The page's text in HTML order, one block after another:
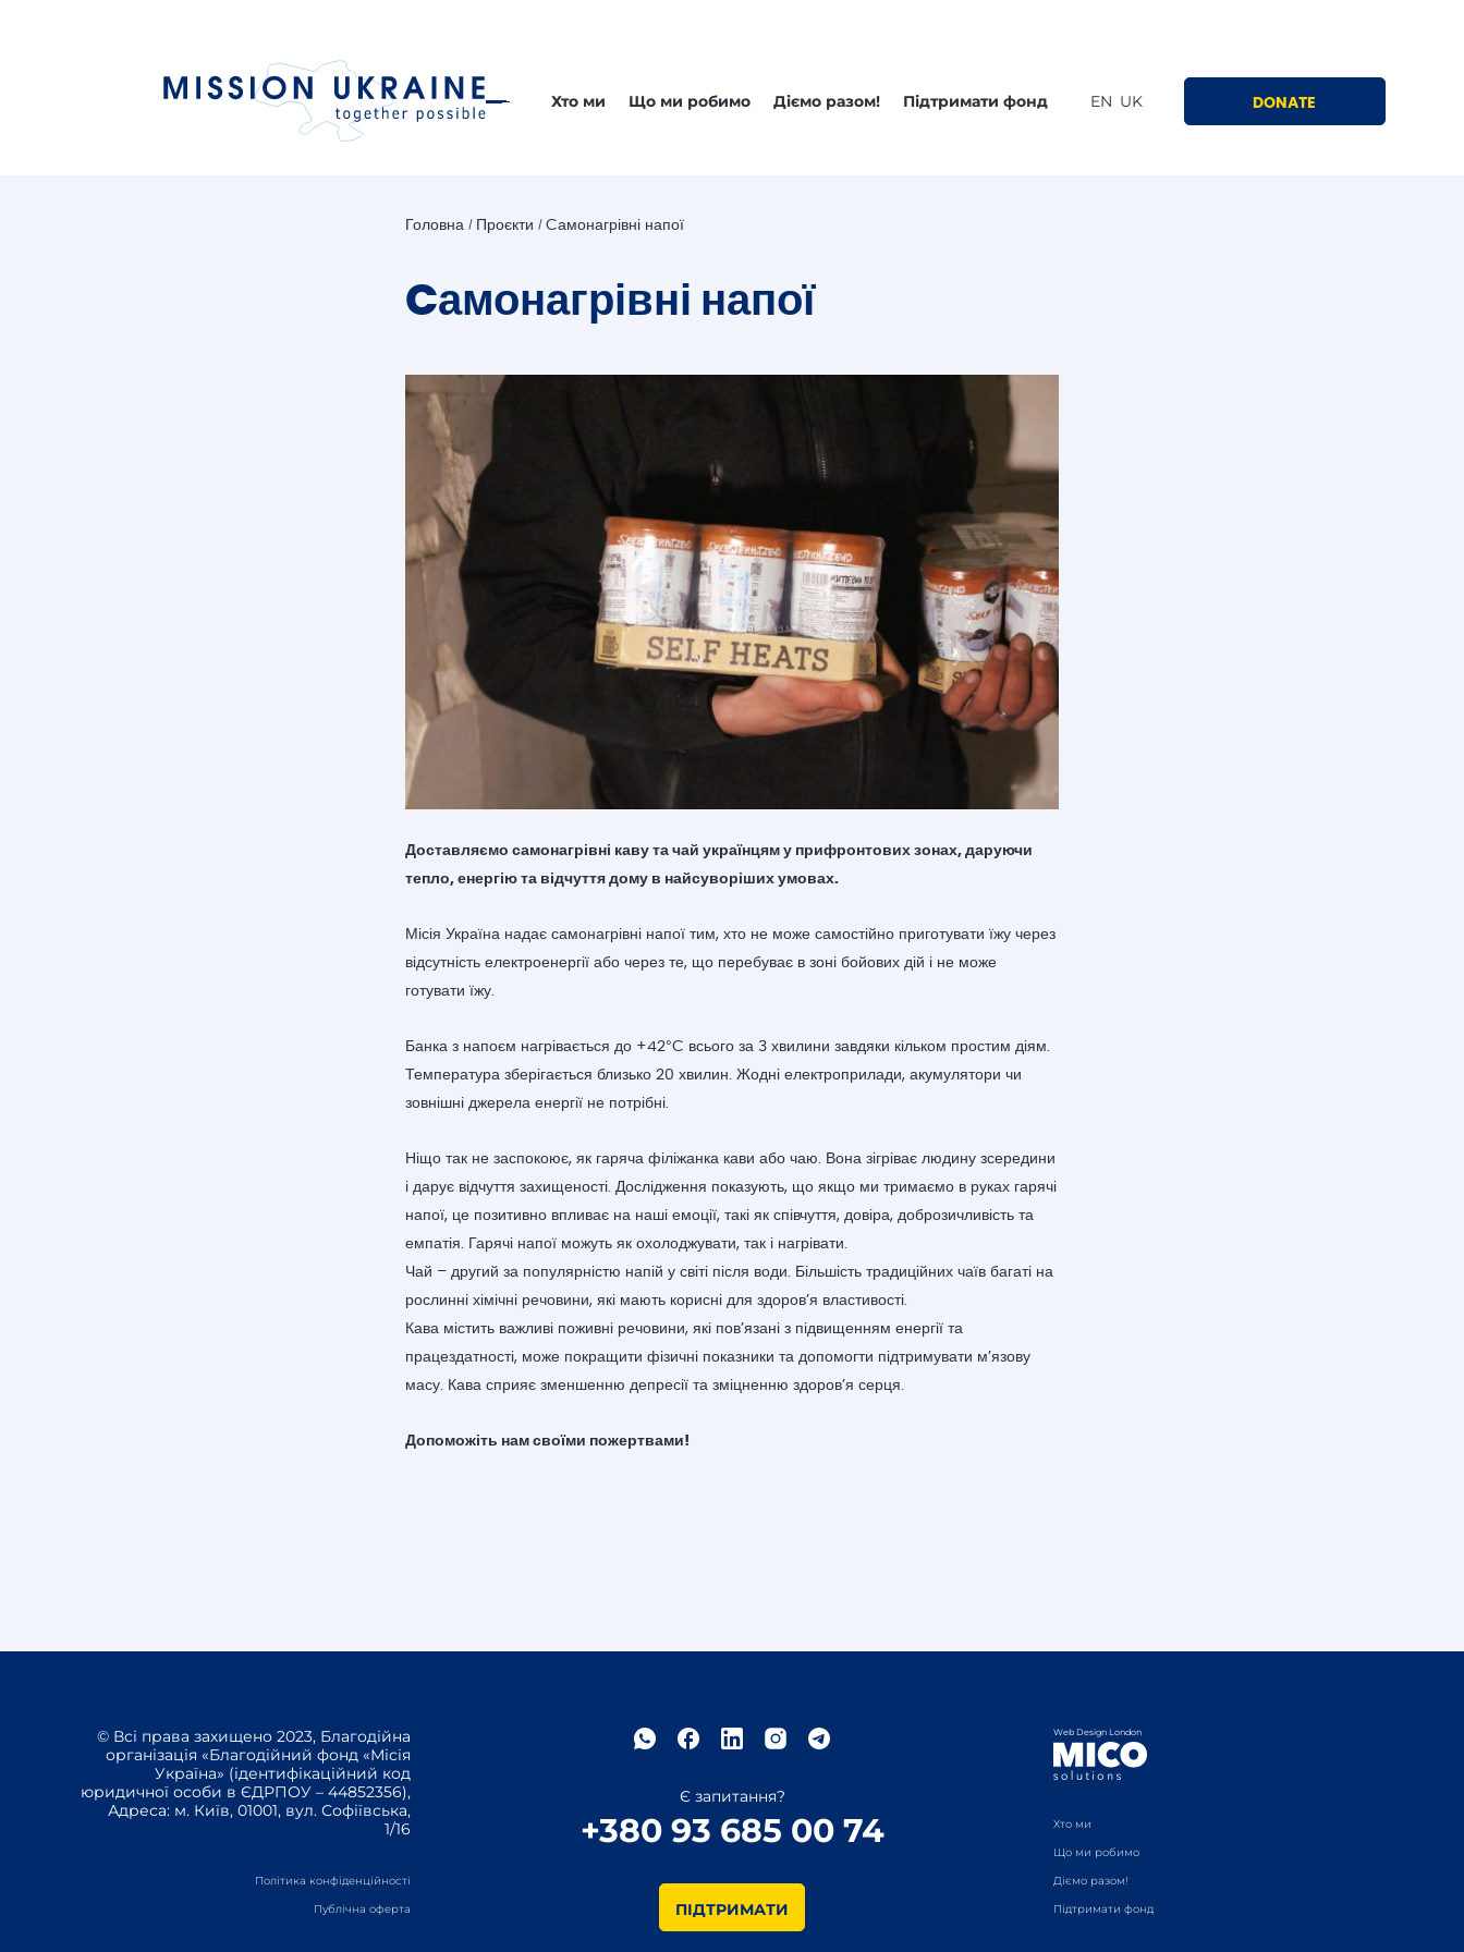
Хто ми Що ми робимо Діємо разом! Підтримати фонд EN UK DONATE
Головна Проєкти Cамонагрівні напої
Cамонагрівні напої
Доставляємо самонагрівні каву та чай українцям у прифронтових зонах, даруючи
тепло, енергію та відчуття дому в найсуворіших умовах.
Місія Україна надає самонагрівні напої тим, хто не може самостійно приготувати їжу через
відсутність електроенергії або через те, що перебуває в зоні бойових дій і не може
готувати їжу.
Банка з напоєм нагрівається до +42°C всього за 3 хвилини завдяки кільком простим діям.
Температура зберігається близько 20 хвилин. Жодні електроприлади, акумулятори чи
зовнішні джерела енергії не потрібні.
Ніщо так не заспокоює, як гаряча філіжанка кави або чаю. Вона зігріває людину зсередини
і дарує відчуття захищеності. Дослідження показують, що якщо ми тримаємо в руках гарячі
напої, це позитивно впливає на наші емоції, такі як співчуття, довіра, доброзичливість та
емпатія. Гарячі напої можуть як охолоджувати, так і нагрівати.
Чай – другий за популярністю напій у світі після води. Більшість традиційних чаїв багаті на
рослинні хімічні речовини, які мають корисні для здоров’я властивості.
Кава містить важливі поживні речовини, які пов’язані з підвищенням енергії та
працездатності, може покращити фізичні показники та допомогти підтримувати м’язову
масу. Кава сприяє зменшенню депресії та зміцненню здоров’я серця.
Допоможіть нам своїми пожертвами!
© Всі права захищено 2023, Благодійна
організація «Благодійний фонд «Місія
Україна» (ідентифікаційний код
юридичної особи в ЄДРПОУ – 44852356),
Адреса: м. Київ, 01001, вул. Софіївська,
1/16
Політика конфіденційності
Публічна оферта
Є запитання?
+380 93 685 00 74
ПІДТРИМАТИ
Web Design London
Хто ми
Що ми робимо
Діємо разом!
Підтримати фонд